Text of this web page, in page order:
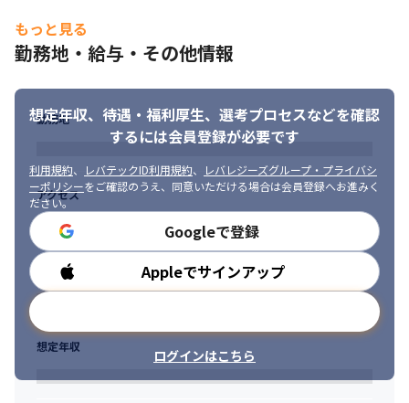
■特徴
・経営陣との距離が近く、直接対話・相談・フィードバックを受
（経営側も現場の意見を尊重するスタンスを持っています）
・「人」が好きなメンバーが集まっています。
・外国籍など幅広いバックグラウンドのエンジニアが活躍してい
・社員間の仲が良く食事やプライベートで出かけることもしばし
ばあります。
【働き方】
・週2回以上出社（基本はリモートワーク中心）
※必要に応じて出社頻度が増える場合があります
・残業は少なく、有給消化も推奨（ワークライフバランス重視）
・子育て中の方もキャリアを積める、垣根のない職場
・産休・育休（男性の利用も増加）制度の利用実績あり
・オフィスにはバーカウンターやウォーターサーバーなども設置
【こんな方には向きません】
・最新の技術をキャッチアップして新規開発をゴリゴリしたい方
・人との関わりをあまり持ちたくない方
→ヒトとの繋がりを大切にした職場であるため
・自分の業務範囲を明確に定めているタイプ
→開発メンバーが少ないため、柔軟に対応する必要がある
もっと見る
勤務地・給与・その他情報
想定年収、待遇・福利厚生、 選考プロセスなどを確認
するには会員登録が必要です
利用規約、 レバテックID利用規約、
レバレジーズグループ・プライバシ
ーポリシーをご確認のうえ、同意いただける場合は会員登録へお進みく
ださい。
Googleで登録
Appleでサインアップ
ログインはこちら
勤務地
アクセス
勤務時間
想定年収